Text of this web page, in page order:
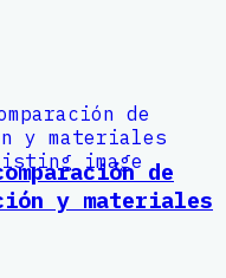
de
y materiales